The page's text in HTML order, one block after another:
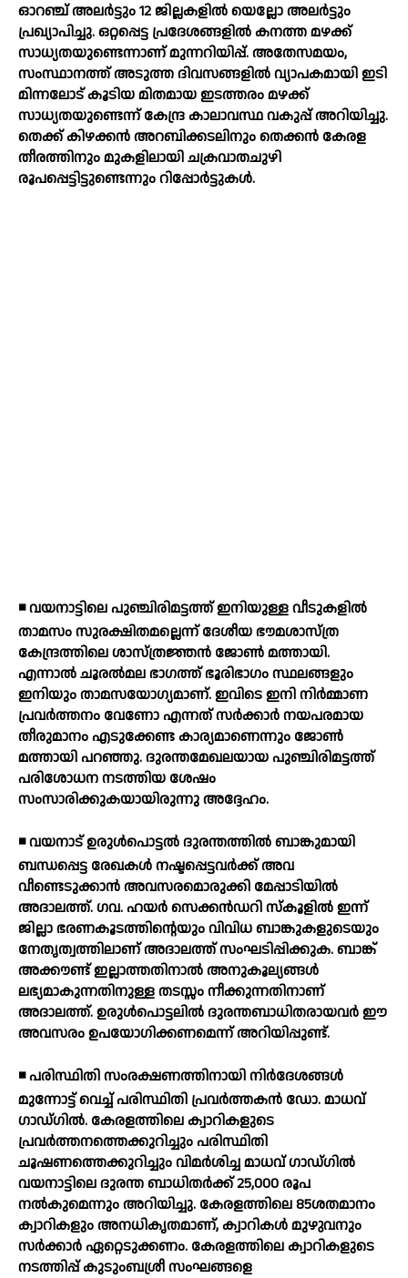
ഓറഞ്ച് അലര്‍ട്ടും 12 ജില്ലകളില്‍ യെല്ലോ അലര്‍ട്ടും
പ്രഖ്യാപിച്ചു. ഒറ്റപ്പെട്ട പ്രദേശങ്ങളില്‍ കനത്ത മഴക്ക്
സാധ്യതയുണ്ടെന്നാണ് മുന്നറിയിപ്പ്. അതേസമയം,
സംസ്ഥാനത്ത് അടുത്ത ദിവസങ്ങളില്‍ വ്യാപകമായി ഇടി
മിന്നലോട് കൂടിയ മിതമായ ഇടത്തരം മഴക്ക്
സാധ്യതയുണ്ടെന്ന് കേന്ദ്ര കാലാവസ്ഥ വകുപ്പ് അറിയിച്ചു.
തെക്ക് കിഴക്കന്‍ അറബിക്കടലിനും തെക്കന്‍ കേരള
തീരത്തിനും മുകളിലായി ചക്രവാതചുഴി
രൂപപ്പെട്ടിട്ടുണ്ടെന്നും റിപ്പോര്‍ട്ടുകള്‍.
◾ വയനാട്ടിലെ പുഞ്ചിരിമട്ടത്ത് ഇനിയുള്ള വീടുകളില്‍
താമസം സുരക്ഷിതമല്ലെന്ന് ദേശീയ ഭൗമശാസ്ത്ര
കേന്ദ്രത്തിലെ ശാസ്ത്രജ്ഞന്‍ ജോണ്‍ മത്തായി.
എന്നാല്‍ ചൂരല്‍മല ഭാഗത്ത് ഭൂരിഭാഗം സ്ഥലങ്ങളും
ഇനിയും താമസയോഗ്യമാണ്. ഇവിടെ ഇനി നിര്‍മ്മാണ
പ്രവര്‍ത്തനം വേണോ എന്നത് സര്‍ക്കാര്‍ നയപരമായ
തീരുമാനം എടുക്കേണ്ട കാര്യമാണെന്നും ജോണ്‍
മത്തായി പറഞ്ഞു. ദുരന്തമേഖലയായ പുഞ്ചിരിമട്ടത്ത്
പരിശോധന നടത്തിയ ശേഷം
സംസാരിക്കുകയായിരുന്നു അദ്ദേഹം.
◾ വയനാട് ഉരുള്‍പൊട്ടല്‍ ദുരന്തത്തില്‍ ബാങ്കുമായി
ബന്ധപ്പെട്ട രേഖകള്‍ നഷ്ടപ്പെട്ടവര്‍ക്ക് അവ
വീണ്ടെടുക്കാന്‍ അവസരമൊരുക്കി മേപ്പാടിയില്‍
അദാലത്ത്. ഗവ. ഹയര്‍ സെക്കന്‍ഡറി സ്‌കൂളില്‍ ഇന്ന്
ജില്ലാ ഭരണകൂടത്തിന്റെയും വിവിധ ബാങ്കുകളുടെയും
നേതൃത്വത്തിലാണ് അദാലത്ത് സംഘടിപ്പിക്കുക. ബാങ്ക്
അക്കൗണ്ട് ഇല്ലാത്തതിനാല്‍ അനുകൂല്യങ്ങള്‍
ലഭ്യമാകുന്നതിനുള്ള തടസ്സം നീക്കുന്നതിനാണ്
അദാലത്ത്. ഉരുള്‍പൊട്ടലില്‍ ദുരന്തബാധിതരായവര്‍ ഈ
അവസരം ഉപയോഗിക്കണമെന്ന് അറിയിപ്പുണ്ട്.
◾ പരിസ്ഥിതി സംരക്ഷണത്തിനായി നിര്‍ദേശങ്ങള്‍
മുന്നോട്ട് വെച്ച് പരിസ്ഥിതി പ്രവര്‍ത്തകന്‍ ഡോ. മാധവ്
ഗാഡ്ഗില്‍. കേരളത്തിലെ ക്വാറികളുടെ
പ്രവര്‍ത്തനത്തെക്കുറിച്ചും പരിസ്ഥിതി
ചൂഷണത്തെക്കുറിച്ചും വിമര്‍ശിച്ച മാധവ് ഗാഡ്ഗില്‍
വയനാട്ടിലെ ദുരന്ത ബാധിതര്‍ക്ക് 25,000 രൂപ
നല്‍കുമെന്നും അറിയിച്ചു. കേരളത്തിലെ 85ശതമാനം
ക്വാറികളും അനധികൃതമാണ്, ക്വാറികള്‍ മുഴുവനും
സര്‍ക്കാര്‍ ഏറ്റെടുക്കണം. കേരളത്തിലെ ക്വാറികളുടെ
നടത്തിപ്പ് കുടുംബശ്രീ സംഘങ്ങളെ